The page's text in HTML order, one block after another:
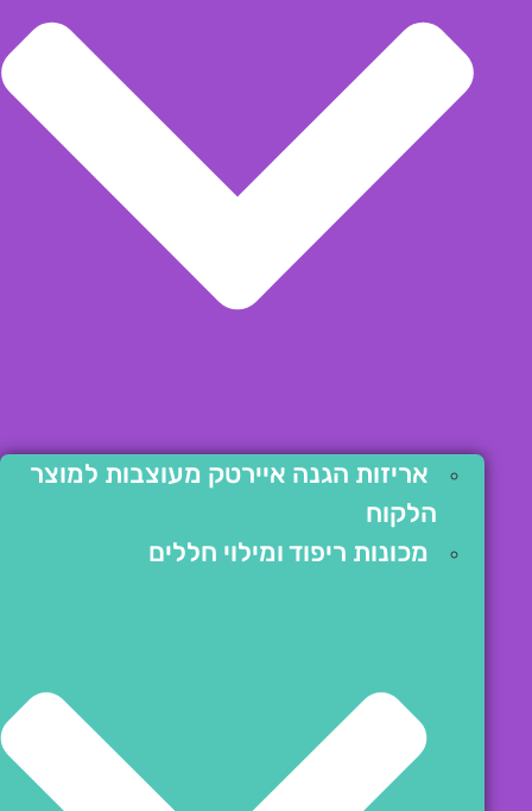
אריזות הגנה איירטק מעוצבות למוצר
הלקוח
מכונות ריפוד ומילוי חללים